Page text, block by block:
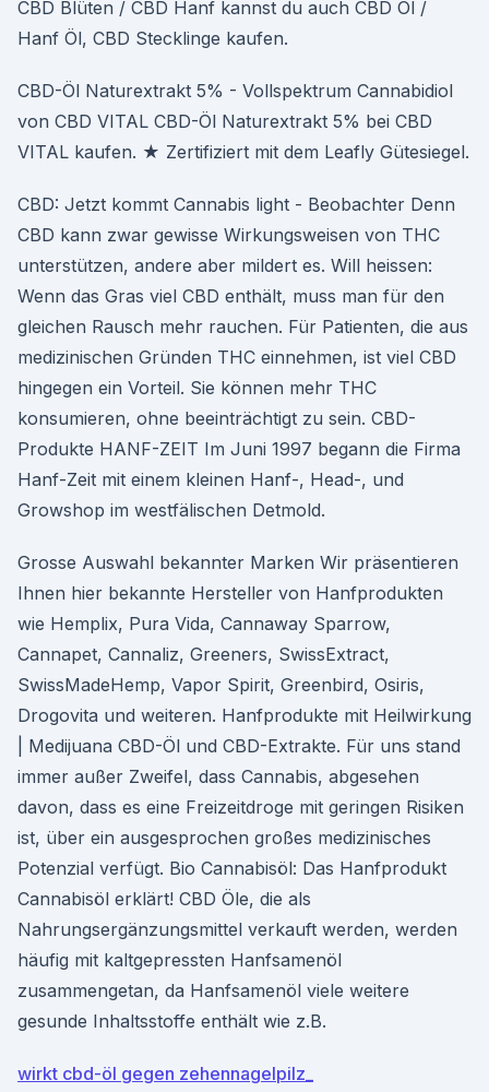
CBD Blüten / CBD Hanf kannst du auch CBD Öl /
Hanf Öl, CBD Stecklinge kaufen.
CBD-Öl Naturextrakt 5% - Vollspektrum Cannabidiol
von CBD VITAL CBD-Öl Naturextrakt 5% bei CBD
VITAL kaufen. ★ Zertifiziert mit dem Leafly Gütesiegel.
CBD: Jetzt kommt Cannabis light - Beobachter Denn
CBD kann zwar gewisse Wirkungsweisen von THC
unterstützen, andere aber mildert es. Will heissen:
Wenn das Gras viel CBD enthält, muss man für den
gleichen Rausch mehr rauchen. Für Patienten, die aus
medizinischen Gründen THC einnehmen, ist viel CBD
hingegen ein Vorteil. Sie können mehr THC
konsumieren, ohne beeinträchtigt zu sein. CBD-
Produkte HANF-ZEIT Im Juni 1997 begann die Firma
Hanf-Zeit mit einem kleinen Hanf-, Head-, und
Growshop im westfälischen Detmold.
Grosse Auswahl bekannter Marken Wir präsentieren
Ihnen hier bekannte Hersteller von Hanfprodukten
wie Hemplix, Pura Vida, Cannaway Sparrow,
Cannapet, Cannaliz, Greeners, SwissExtract,
SwissMadeHemp, Vapor Spirit, Greenbird, Osiris,
Drogovita und weiteren. Hanfprodukte mit Heilwirkung
| Medijuana CBD-Öl und CBD-Extrakte. Für uns stand
immer außer Zweifel, dass Cannabis, abgesehen
davon, dass es eine Freizeitdroge mit geringen Risiken
ist, über ein ausgesprochen großes medizinisches
Potenzial verfügt. Bio Cannabisöl: Das Hanfprodukt
Cannabisöl erklärt! CBD Öle, die als
Nahrungsergänzungsmittel verkauft werden, werden
häufig mit kaltgepressten Hanfsamenöl
zusammengetan, da Hanfsamenöl viele weitere
gesunde Inhaltsstoffe enthält wie z.B.
wirkt cbd-öl gegen zehennagelpilz_